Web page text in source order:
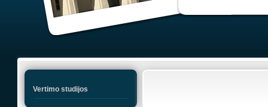
Vertimo studijos